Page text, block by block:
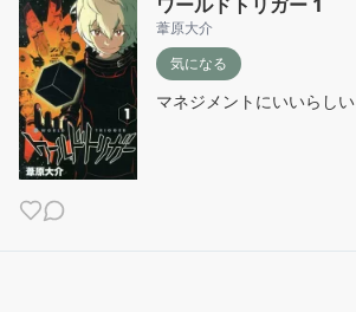
葦原大介
気になる
マネジメントにいいらしい